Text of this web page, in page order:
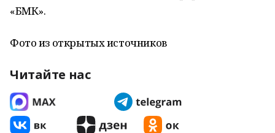
«БМК».
Фото из открытых источников
Читайте нас